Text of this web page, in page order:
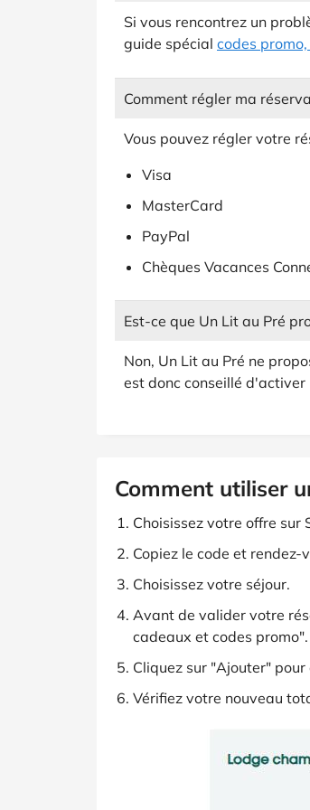
Si vous rencontrez un
guide spécial codes
Comment régler ma
Vous pouvez régler votre
Visa
MasterCard
PayPal
Chèques Vacances
Est-ce que Un Lit au Pré
Non, Un Lit au Pré ne
est donc conseillé
Comment utiliser
Choisissez votre offre sur
Copiez le code et rendez-
Choisissez votre séjour.
Avant de valider votre
cadeaux et codes promo".
Cliquez sur "Ajouter"
Vérifiez votre nouveau